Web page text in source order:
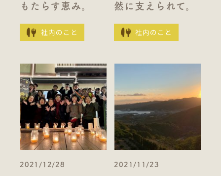
もたらす恵み。
社内のこと
然に支えられて。
社内のこと
2021/12/28 2021/11/23